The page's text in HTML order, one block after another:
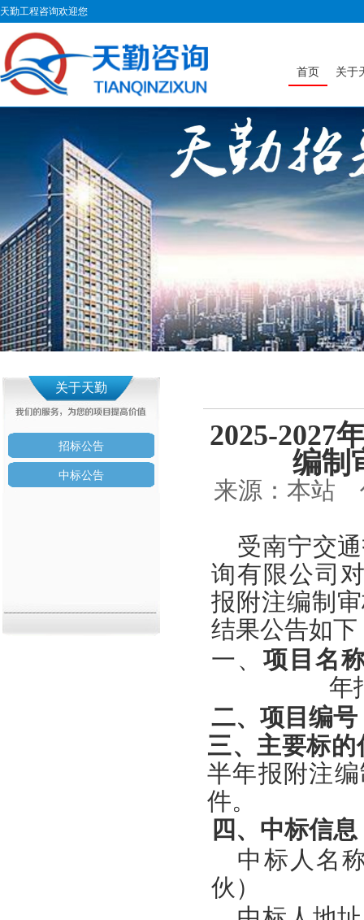
天勤工程咨询欢迎您
首页 关于
关于天勤
招标公告
中标公告
2025-2027
编制
来源：本站
受南宁交
询有限公司
报附注编制
结果公告如下
一、 项目名
年
二、项目编号
三、主要标的
半年报附注
件。
四 、中标信息
中标人名
伙）